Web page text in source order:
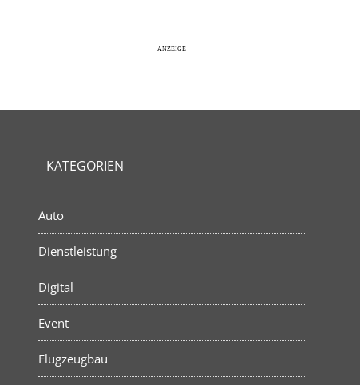
KATEGORIEN
Auto
Dienstleistung
Digital
Event
Flugzeugbau